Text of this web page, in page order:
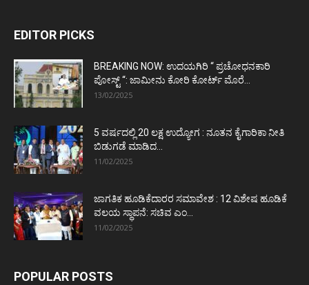
EDITOR PICKS
BREAKING NOW: ಉದಯಗಿರಿ “ ಪ್ರಚೋಧನಕಾರಿ
ಪೋಸ್ಟ್‌ “: ಜಾಮೀನು ಕೋರಿ ಕೋರ್ಟ್‌ ಮೊರೆ...
13/02/2025
5 ವರ್ಷದಲ್ಲಿ 20 ಲಕ್ಷ ಉದ್ಯೋಗ : ನೂತನ ಕೈಗಾರಿಕಾ ನೀತಿ
ಬಿಡುಗಡೆ ಮಾಡಿದ...
11/02/2025
ಜಾಗತಿಕ ಹೂಡಿಕೆದಾರರ ಸಮಾವೇಶ : 12 ವಿಶೇಷ ಹೂಡಿಕೆ
ವಲಯ ಸ್ಥಾಪನೆ: ಸಚಿವ ಎಂ...
11/02/2025
POPULAR POSTS